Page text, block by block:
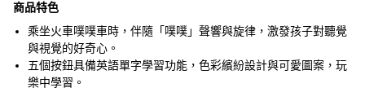
商品特色
乘坐火車噗噗車時，伴隨「噗噗」聲響與旋律，激發孩子對聽覺
與視覺的好奇心。
五個按鈕具備英語單字學習功能，色彩繽紛設計與可愛圖案，玩
樂中學習。